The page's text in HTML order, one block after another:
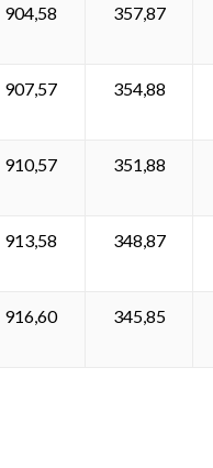
904,58 357,87
907,57 354,88
910,57 351,88
913,58 348,87
916,60 345,85